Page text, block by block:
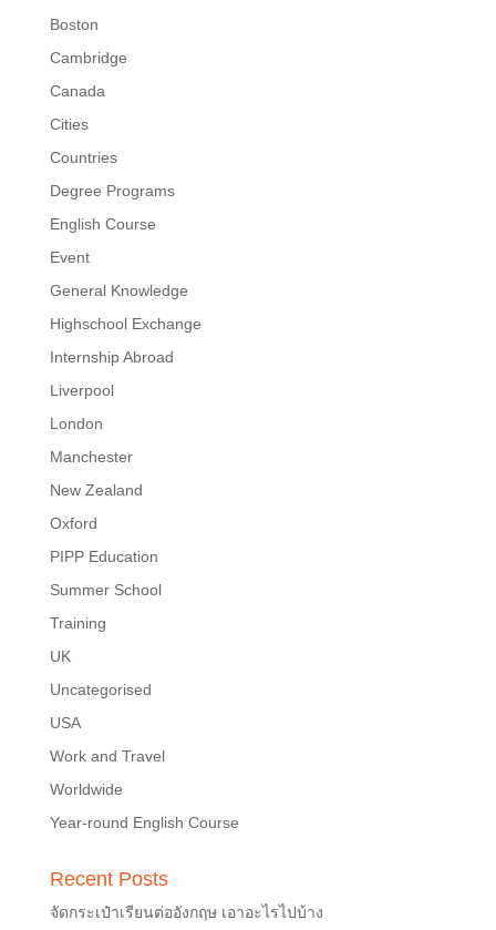
Boston
Cambridge
Canada
Cities
Countries
Degree Programs
English Course
Event
General Knowledge
Highschool Exchange
Internship Abroad
Liverpool
London
Manchester
New Zealand
Oxford
PIPP Education
Summer School
Training
UK
Uncategorised
USA
Work and Travel
Worldwide
Year-round English Course
Recent Posts
จัดกระเป๋าเรียนต่ออังกฤษ เอาอะไรไปบ้าง